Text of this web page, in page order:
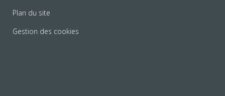
Plan du site
Gestion des cookies